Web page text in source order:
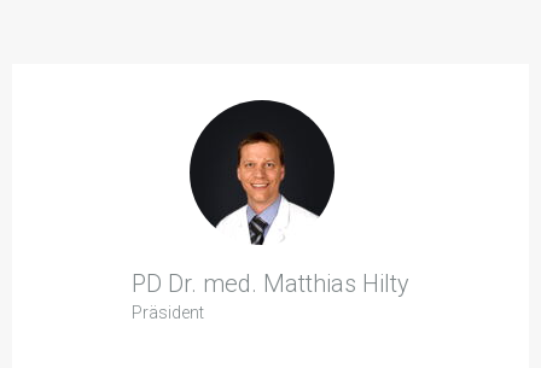
PD Dr. med. Matthias Hilty
Präsident